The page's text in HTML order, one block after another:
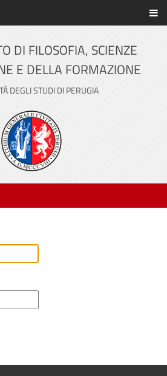
DI FILOSOFIA, SCIENZE
E DELLA FORMAZIONE
DEGLI STUDI DI PERUGIA